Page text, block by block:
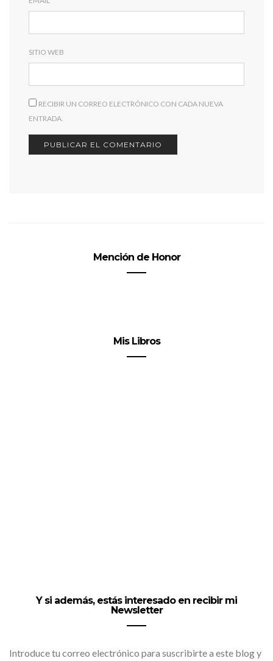
SITIO WEB
RECIBIR UN CORREO ELECTRÓNICO CON CADA NUEVA
ENTRADA.
Mención de Honor
Mis Libros
Y si además, estás interesado en recibir mi
Newsletter
Introduce tu correo electrónico para suscribirte a este blog y